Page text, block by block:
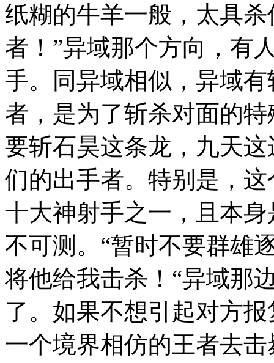
纸糊的牛羊一般，太具
者！”异域那个方向，有
手。同异域相似，异域
者，是为了斩杀对面的
要斩石昊这条龙，九天
们的出手者。特别是，
十大神射手之一，且本
不可测。“暂时不要群雄
将他给我击杀！“异域那
了。如果不想引起对方
一个境界相仿的王者去